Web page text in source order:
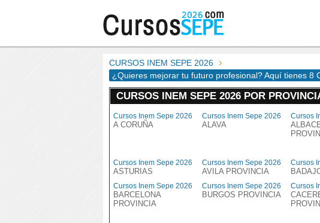
CURSOS INEM SEPE 2026
¿Quieres mejorar tu futuro profesional? Aquí tienes 8
CURSOS INEM SEPE 2026 POR
Cursos Inem Sepe 2026
A CORUÑA
Cursos Inem Sepe 2026
ALAVA
Cursos
Cursos Inem Sepe 2026
ASTURIAS
Cursos Inem Sepe 2026
AVILA PROVINCIA
Cursos
Cursos Inem Sepe 2026
BARCELONA
PROVINCIA
Cursos Inem Sepe 2026
BURGOS PROVINCIA
Cursos